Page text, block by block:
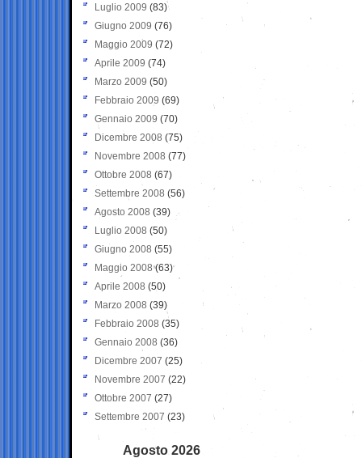
Luglio 2009 (83)
Giugno 2009 (76)
Maggio 2009 (72)
Aprile 2009 (74)
Marzo 2009 (50)
Febbraio 2009 (69)
Gennaio 2009 (70)
Dicembre 2008 (75)
Novembre 2008 (77)
Ottobre 2008 (67)
Settembre 2008 (56)
Agosto 2008 (39)
Luglio 2008 (50)
Giugno 2008 (55)
Maggio 2008(63)
Aprile 2008 (50)
Marzo 2008 (39)
Febbraio 2008 (35)
Gennaio 2008 (36)
Dicembre 2007 (25)
Novembre 2007 (22)
Ottobre 2007 (27)
Settembre 2007 (23)
Agosto 2026